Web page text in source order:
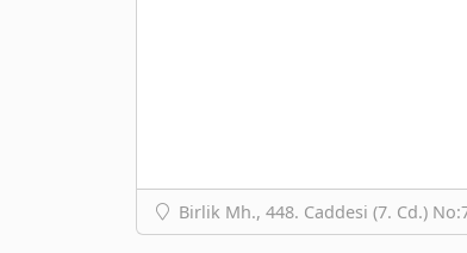
Birlik Mh., 448. Caddesi (7. Cd.)